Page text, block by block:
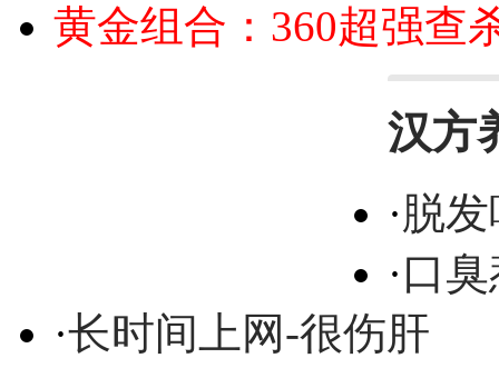
黄金组合：360超强查
汉方
·脱
·口
·长时间上网-很伤肝